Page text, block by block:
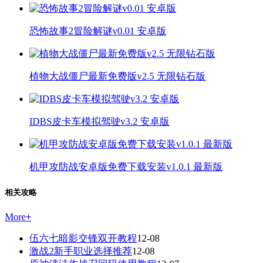
恐怖故事2冒险解谜v0.01 安卓版
植物大战僵尸最新免费版v2.5 无限钻石版
IDBS皮卡车模拟驾驶v3.2 安卓版
机甲攻防战安卓版免费下载安装v1.0.1 最新版
相关攻略
More+
伍六七暗影交锋双开教程12-08
激战2新手职业选择推荐12-08